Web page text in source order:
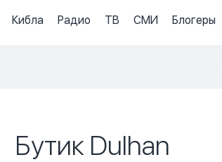
Кибла Радио ТВ СМИ Блогеры
Бутик Dulhan